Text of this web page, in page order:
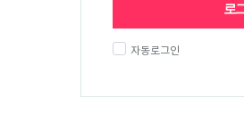
로
자동로그인